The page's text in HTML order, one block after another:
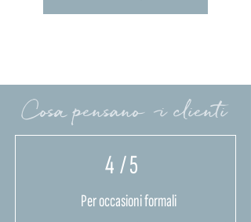
Cosa pensano i clienti
4/ 5
Per occasioni formali